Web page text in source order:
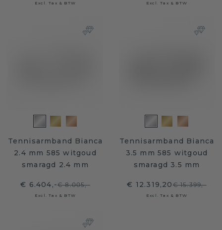
Excl. Tax & BTW Excl. Tax & BTW
Tennisarmband Bianca
2.4 mm 585 witgoud
smaragd 2.4 mm
€ 6.404,-€ 8.005,-
Excl. Tax & BTW
Tennisarmband Bianca
3.5 mm 585 witgoud
smaragd 3.5 mm
€ 12.319,20€ 15.399,-
Excl. Tax & BTW